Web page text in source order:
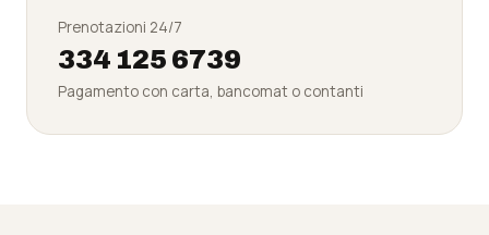
Prenotazioni 24/7
334 125 6739
Pagamento con carta, bancomat o contanti